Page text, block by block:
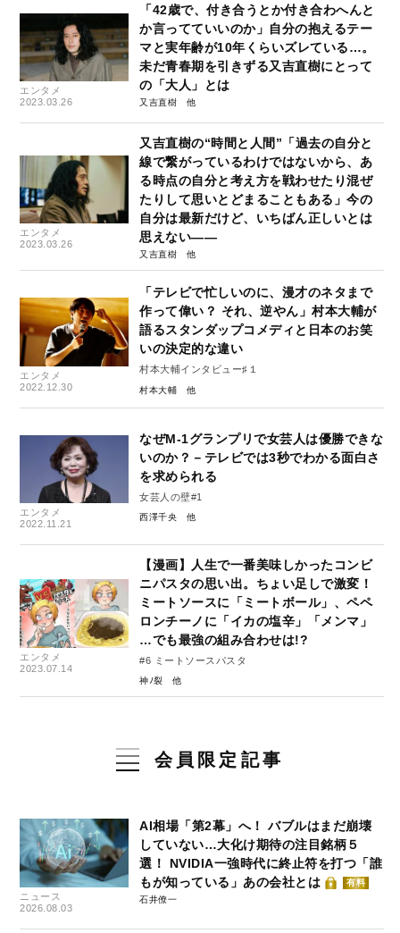
エンタメ
2023.03.26
「42歳で、付き合うとか付き合わへんと
か言ってていいのか」自分の抱えるテー
マと実年齢が10年くらいズレている…。
未だ青春期を引きずる又吉直樹にとって
の「大人」とは
又吉直樹
エンタメ
2023.03.26
又吉直樹の“時間と人間”「過去の自分と
線で繋がっているわけではないから、あ
る時点の自分と考え方を戦わせたり混ぜ
たりして思いとどまることもある」今の
自分は最新だけど、いちばん正しいとは
思えない――
又吉直樹
エンタメ
2022.12.30
「テレビで忙しいのに、漫才のネタまで
作って偉い？ それ、逆やん」村本大輔が
語るスタンダップコメディと日本のお笑
いの決定的な違い
村本大輔インタビュー♯１
村本大輔
エンタメ
2022.11.21
なぜM-1グランプリで女芸人は優勝できな
いのか？－テレビでは3秒でわかる面白さ
を求められる
女芸人の壁#1
西澤千央
エンタメ
2023.07.14
【漫画】人生で一番美味しかったコンビ
ニパスタの思い出。ちょい足しで激変！
ミートソースに「ミートボール」、ペペ
ロンチーノに「イカの塩辛」「メンマ」
…でも最強の組み合わせは!?
#6 ミートソースパスタ
神ﾉ裂
会員限定記事
ニュース
2026.08.03
AI相場「第2幕」へ！ バブルはまだ崩壊
していない…大化け期待の注目銘柄５
選！ NVIDIA一強時代に終止符を打つ「誰
もが知っている」あの会社とは
有料
石井僚一